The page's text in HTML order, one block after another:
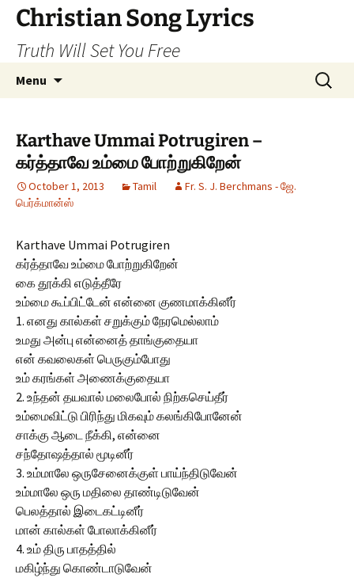
Skip
content
Christian Song Lyrics
Truth Will Set You Free
Menu
Search
for:
Karthave Ummai Potrugiren –
கர்த்தாவே உம்மை போற்றுகிறேன்
October 1, 2013 Tamil
Fr. S. J. Berchmans - ஜே.
பெர்க்மான்ஸ்
Karthave Ummai Potrugiren
கர்த்தாவே உம்மை போற்றுகிறேன்
கை தூக்கி எடுத்தீரே
உம்மை கூப்பிட்டேன் என்னை குணமாக்கினீர்
1. எனது கால்கள் சறுக்கும் நேரமெல்லாம்
உமது அன்பு என்னைத் தாங்குதையா
என் கவலைகள் பெருகும்போது
உம் கரங்கள் அணைக்குதையா
2. உந்தன் தயவால் மலைபோல் நிற்கசெய்தீர்
உம்மைவிட்டு பிரிந்து மிகவும் கலங்கிபோனேன்
சாக்கு ஆடை நீக்கி, என்னை
சந்தோஷத்தால் மூடினீர்
3. உம்மாலே ஒருசேனைக்குள் பாய்ந்திடுவேன்
உம்மாலே ஒரு மதிலை தாண்டிடுவேன்
பெலத்தால் இடைகட்டினீர்
மான் கால்கள் போலாக்கினீர்
4. உம் திரு பாதத்தில்
மகிழ்ந்து கொண்டாடுவேன்